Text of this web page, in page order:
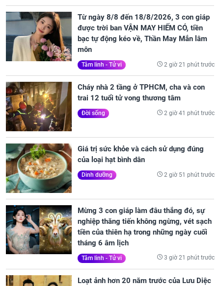
Từ ngày 8/8 đến 18/8/2026, 3 con giáp
được trời ban VẬN MAY HIẾM CÓ, tiền
bạc tự động kéo về, Thần May Mắn lâm
môn
Tâm linh - Tử vi 2 giờ 21 phút trước
Cháy nhà 2 tầng ở TPHCM, cha và con
trai 12 tuổi tử vong thương tâm
Đời sống 2 giờ 41 phút trước
Giá trị sức khỏe và cách sử dụng đúng
của loại hạt bình dân
Dinh dưỡng 2 giờ 51 phút trước
Mừng 3 con giáp làm đâu thắng đó, sự
nghiệp thăng tiến không ngừng, vét sạch
tiền của thiên hạ trong những ngày cuối
tháng 6 âm lịch
Tâm linh - Tử vi 3 giờ 21 phút trước
Loạt ảnh hơn 20 năm trước của Lưu Diệc